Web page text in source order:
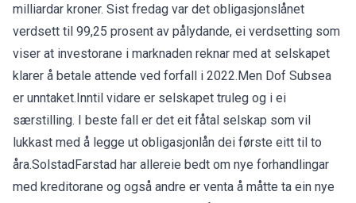
milliardar kroner. Sist fredag var det obligasjonslånet
verdsett til 99,25 prosent av pålydande, ei verdsetting som
viser at investorane i marknaden reknar med at selskapet
klarer å betale attende ved forfall i 2022.Men Dof Subsea
er unntaket.Inntil vidare er selskapet truleg og i ei
særstilling. I beste fall er det eit fåtal selskap som vil
lukkast med å legge ut obligasjonlån dei første eitt til to
åra.SolstadFarstad har allereie bedt om nye forhandlingar
med kreditorane og også andre er venta å måtte ta ein nye